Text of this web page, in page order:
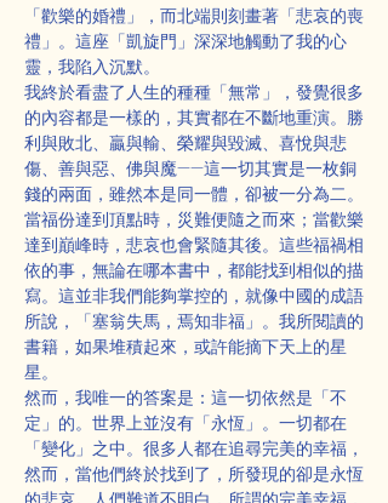
「歡樂的婚禮」，而北端則刻畫著「悲哀的喪
禮」。這座「凱旋門」深深地觸動了我的心
靈，我陷入沉默。
我終於看盡了人生的種種「無常」，發覺很多
的內容都是一樣的，其實都在不斷地重演。勝
利與敗北、贏與輸、榮耀與毀滅、喜悅與悲
傷、善與惡、佛與魔——這一切其實是一枚銅
錢的兩面，雖然本是同一體，卻被一分為二。
當福份達到頂點時，災難便隨之而來；當歡樂
達到巔峰時，悲哀也會緊隨其後。這些福禍相
依的事，無論在哪本書中，都能找到相似的描
寫。這並非我們能夠掌控的，就像中國的成語
所說，「塞翁失馬，焉知非福」。我所閱讀的
書籍，如果堆積起來，或許能摘下天上的星
星。
然而，我唯一的答案是：這一切依然是「不
定」的。世界上並沒有「永恆」。一切都在
「變化」之中。很多人都在追尋完美的幸福，
然而，當他們終於找到了，所發現的卻是永恆